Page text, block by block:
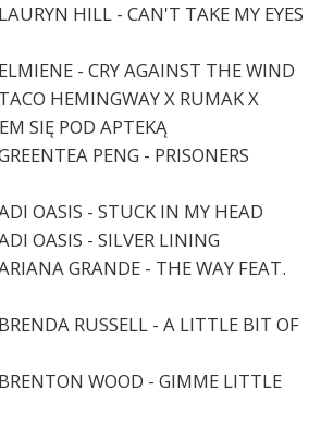
HILL - CAN'T TAKE MY EYES
- CRY AGAINST THE WIND
HEMINGWAY X RUMAK X
SIĘ POD APTEKĄ
PENG - PRISONERS
OASIS - STUCK IN MY HEAD
OASIS - SILVER LINING
GRANDE - THE WAY FEAT.
RUSSELL - A LITTLE BIT OF
WOOD - GIMME LITTLE